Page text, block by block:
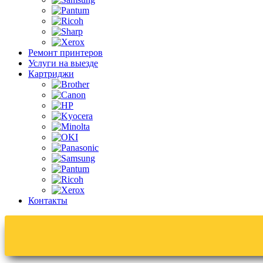
Ремонт принтеров
Услуги на выезде
Картриджи
Контакты